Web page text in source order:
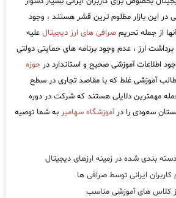
در این بازار مظلوم ترین قشر هستند ، وجود
از جمله تحریم صرافی های ارز دیجیتال علیه
برداشت ارز ، عدم وجود برنامه های حمایتی دولتی
اطلاعات آموزشی صحیح و استاندارد در حوزه
آموزشی غلط که با مقاصد تجاری در سطح
مهمترین دلایلی هستند که شرکت در دوره
سعودی را درآموزشگاه سهامیر به شما توصیه
بندی شده در زمینه ارزهای دیجیتال
ایرانی توسط صرافی ها
کلاس های آموزشی مناسب